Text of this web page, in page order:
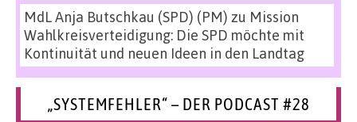
MdL Anja Butschkau (SPD) (PM) zu Mission
Wahlkreisverteidigung: Die SPD möchte mit
Kontinuität und neuen Ideen in den Landtag
„SYSTEMFEHLER“ – DER PODCAST #28